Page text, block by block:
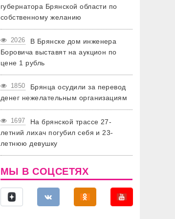
губернатора Брянской области по
собственному желанию
2026
В Брянске дом инженера
Боровича выставят на аукцион по
цене 1 рубль
1850
Брянца осудили за перевод
денег нежелательным организациям
1697
На брянской трассе 27-
летний лихач погубил себя и 23-
летнюю девушку
МЫ В СОЦСЕТЯХ